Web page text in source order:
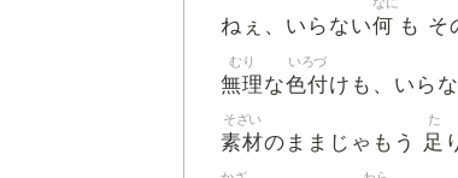
ねぇ、いらない何 も そ
無理
むり
な色付
いろづ
けも、いら
素材
そざい
のままじゃもう 足
た